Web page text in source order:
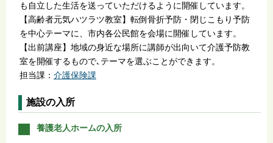
も自立した生活を送っていただけるように開催しています。
【高齢者元気ハツラツ教室】転倒骨折予防・閉じこもり予防
を中心テーマに、市内各公民館を会場に開催しています。
【出前講座】地域の身近な場所に講師が出向いて介護予防教
室を開催するもので､テーマを選ぶことができます。
担当課： 介護保険課
施設の入所
養護老人ホームの入所